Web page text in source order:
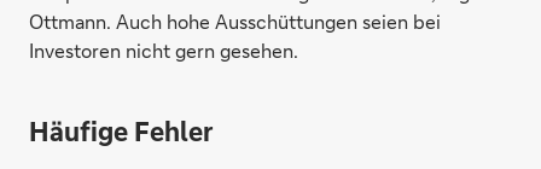
Ottmann. Auch hohe Ausschüttungen seien bei
Investoren nicht gern gesehen.
Häufige Fehler